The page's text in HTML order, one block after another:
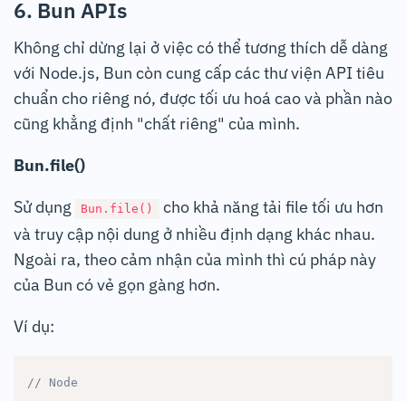
6. Bun APIs
Không chỉ dừng lại ở việc có thể tương thích dễ dàng
với Node.js, Bun còn cung cấp các thư viện API tiêu
chuẩn cho riêng nó, được tối ưu hoá cao và phần nào
cũng khẳng định "chất riêng" của mình.
Bun.file()
Sử dụng
Bun.file()
cho khả năng tải file tối ưu hơn
và truy cập nội dung ở nhiều định dạng khác nhau.
Ngoài ra, theo cảm nhận của mình thì cú pháp này
của Bun có vẻ gọn gàng hơn.
Ví dụ:
// Node